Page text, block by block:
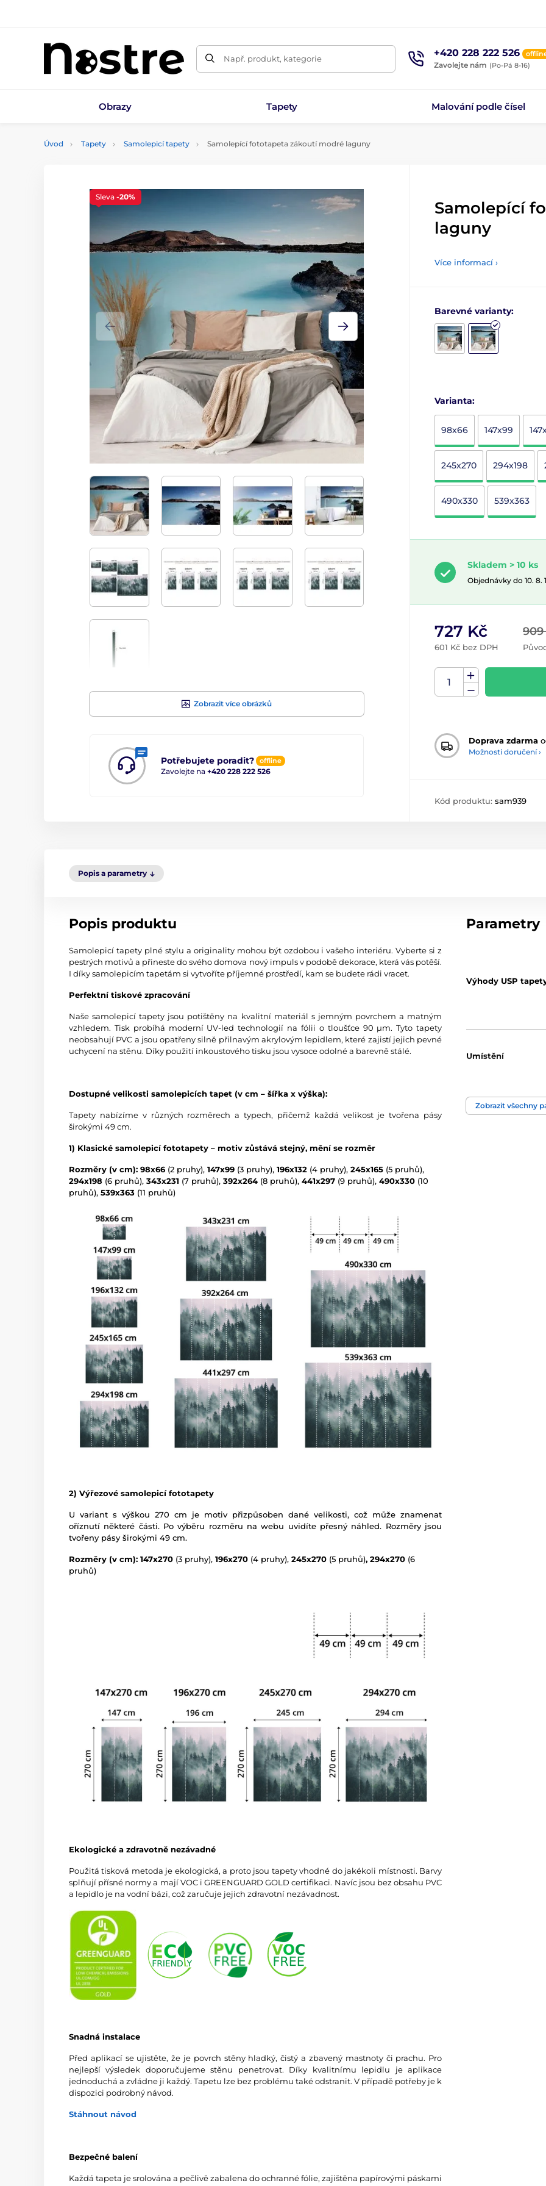
Např. produkt, kategorie +420 228 222 526
Zavolejte nám (Po-Pá 8-16)
Obrazy Tapety Malování podle čísel
Úvod Tapety Samolepicí tapety Samolepící fototapeta zákoutí modré laguny
Zobrazit více obrázků
Potřebujete poradit? offline
Zavolejte na +420 228 222 526
Sleva -20%
Samolepící
laguny
Více informací ›
Barevné varianty:
Varianta:
98x66 147x99
245x270 294x198
490x330 539x363
Skladem > 10 ks
Objednávky do 10. 8.
909
727 Kč
601 Kč bez DPH
Doprava zdarma
Možnosti doručení ›
Kód produktu: sam939
Popis a parametry
Popis produktu
Samolepicí tapety plné stylu a originality mohou být ozdobou i vašeho interiéru. Vyberte si z
pestrých motivů a přineste do svého domova nový impuls v podobě dekorace, která vás potěší.
I díky samolepicím tapetám si vytvoříte příjemné prostředí, kam se budete rádi vracet.
Perfektní tiskové zpracování
Naše samolepicí tapety jsou potištěny na kvalitní materiál s jemným povrchem a matným
vzhledem. Tisk probíhá moderní UV-led technologií na fólii o tloušťce 90 µm. Tyto tapety
neobsahují PVC a jsou opatřeny silně přilnavým akrylovým lepidlem, které zajistí jejich pevné
uchycení na stěnu. Díky použití inkoustového tisku jsou vysoce odolné a barevně stálé.
Dostupné velikosti samolepicích tapet (v cm – šířka x výška):
Tapety nabízíme v různých rozměrech a typech, přičemž každá velikost je tvořena pásy
širokými 49 cm.
1) Klasické samolepicí fototapety – motiv zůstává stejný, mění se rozměr
Rozměry (v cm): 98x66 (2 pruhy), 147x99 (3 pruhy), 196x132 (4 pruhy), 245x165 (5 pruhů),
294x198 (6 pruhů), 343x231 (7 pruhů), 392x264 (8 pruhů), 441x297 (9 pruhů), 490x330 (10
pruhů), 539x363 (11 pruhů)
2) Výřezové samolepicí fototapety
U variant s výškou 270 cm je motiv přizpůsoben dané velikosti, což může znamenat
oříznutí některé části. Po výběru rozměru na webu uvidíte přesný náhled. Rozměry jsou
tvořeny pásy širokými 49 cm.
Rozměry (v cm): 147x270 (3 pruhy), 196x270 (4 pruhy), 245x270 (5 pruhů), 294x270 (6
pruhů)
Ekologické a zdravotně nezávadné
Použitá tisková metoda je ekologická, a proto jsou tapety vhodné do jakékoli místnosti. Barvy
splňují přísné normy a mají VOC i GREENGUARD GOLD certifikaci. Navíc jsou bez obsahu PVC
a lepidlo je na vodní bázi, což zaručuje jejich zdravotní nezávadnost.
Snadná instalace
Před aplikací se ujistěte, že je povrch stěny hladký, čistý a zbavený mastnoty či prachu. Pro
nejlepší výsledek doporučujeme stěnu penetrovat. Díky kvalitnímu lepidlu je aplikace
jednoduchá a zvládne ji každý. Tapetu lze bez problému také odstranit. V případě potřeby je k
dispozici podrobný návod.
Stáhnout návod
Bezpečné balení
Každá tapeta je srolována a pečlivě zabalena do ochranné fólie, zajištěna papírovými páskami
Parametry
Výhody USP
Umístění
Barva
Zobrazit všechny